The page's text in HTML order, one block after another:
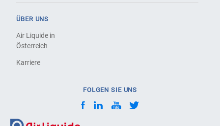
ÜBER UNS
Air Liquide in
Österreich
Karriere
FOLGEN SIE UNS